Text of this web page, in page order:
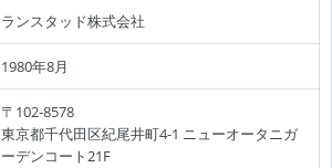
ランスタッド株式会社
1980年8月
〒102-8578
東京都千代田区紀尾井町4-1 ニューオータニガ
ーデンコート21F